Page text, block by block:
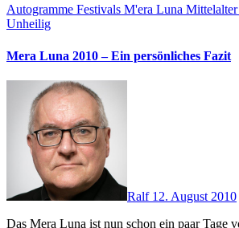
Autogramme Festivals M'era Luna Mittelalter
Unheilig
Mera Luna 2010 – Ein persönliches Fazit
Ralf 12. August 2010
Das Mera Luna ist nun schon ein paar Tage vorbei. Ich war dieses